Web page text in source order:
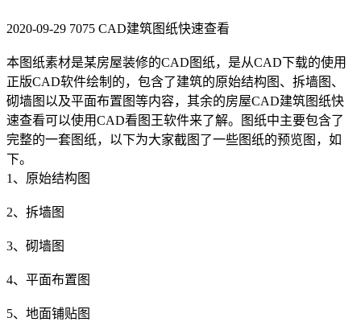
2020-09-29 7075 CAD建筑图纸快速查看
本图纸素材是某房屋装修的CAD图纸，是从CAD下载的使用
正版CAD软件绘制的，包含了建筑的原始结构图、拆墙图、
砌墙图以及平面布置图等内容，其余的房屋CAD建筑图纸快
速查看可以使用CAD看图王软件来了解。图纸中主要包含了
完整的一套图纸，以下为大家截图了一些图纸的预览图，如
下。
1、原始结构图
2、拆墙图
3、砌墙图
4、平面布置图
5、地面铺贴图